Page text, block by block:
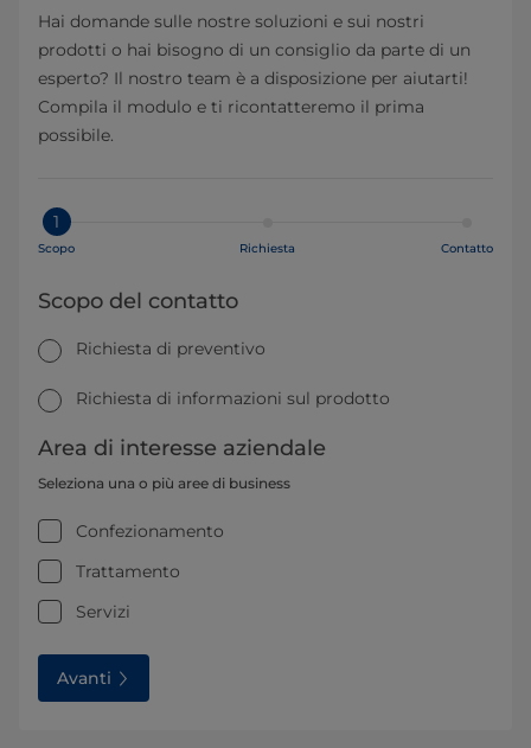
Hai domande sulle nostre soluzioni e sui nostri
prodotti o hai bisogno di un consiglio da parte di un
esperto? Il nostro team è a disposizione per aiutarti!
Compila il modulo e ti ricontatteremo il prima
possibile.
1
Scopo Richiesta Contatto
Scopo del contatto
Richiesta di preventivo
Richiesta di informazioni sul prodotto
Area di interesse aziendale
Seleziona una o più aree di business
Confezionamento
Trattamento
Servizi
Avanti